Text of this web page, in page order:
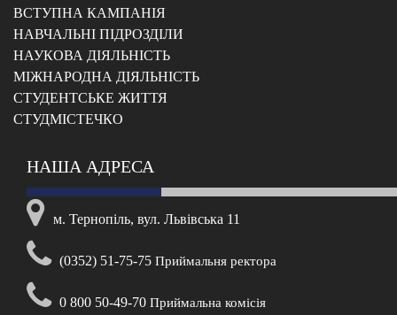
ВСТУПНА КАМПАНІЯ
НАВЧАЛЬНІ ПІДРОЗДІЛИ
НАУКОВА ДІЯЛЬНІСТЬ
МІЖНАРОДНА ДІЯЛЬНІСТЬ
CТУДЕНТСЬКЕ ЖИТТЯ
CТУДМІСТЕЧКО
НАША АДРЕСА
м. Тернопіль, вул. Львівська 11
(0352) 51-75-75 Приймальня ректора
0 800 50-49-70 Приймальна комісія